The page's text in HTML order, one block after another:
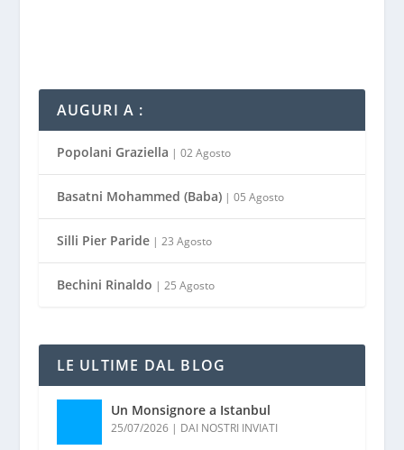
AUGURI A :
Popolani Graziella | 02 Agosto
Basatni Mohammed (Baba)| 05 Agosto
Silli Pier Paride| 23 Agosto
Bechini Rinaldo | 25 Agosto
LE ULTIME DAL BLOG
Un Monsignore a Istanbul
25/07/2026| DAI NOSTRI INVIATI